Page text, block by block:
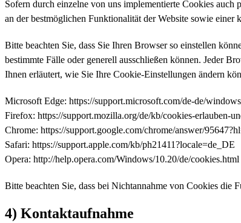
Sofern durch einzelne von uns implementierte Cookies
an der bestmöglichen Funktionalität der Website sowie einer
Bitte beachten Sie, dass Sie Ihren Browser so einstellen
bestimmte Fälle oder generell ausschließen können. Jeder
Ihnen erläutert, wie Sie Ihre Cookie-Einstellungen ändern
Microsoft Edge: https://support.microsoft.com/de-de/
Firefox: https://support.mozilla.org/de/kb/cookies-erlauben-
Chrome: https://support.google.com/chrome/answer/
Safari: https://support.apple.com/kb/ph21411?locale=de_DE
Opera: http://help.opera.com/Windows/10.20/de/cookies.html
Bitte beachten Sie, dass bei Nichtannahme von Cookies die
4) Kontaktaufnahme